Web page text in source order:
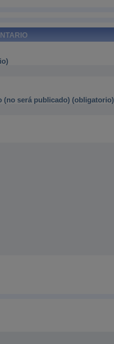
(no será publicado) (obligatorio)